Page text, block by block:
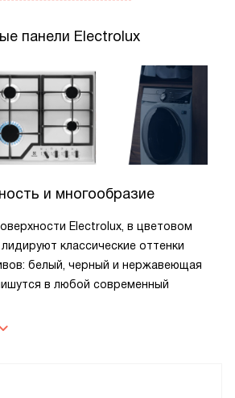
панели Electrolux
и многообразие
Electrolux, в цветовом
классические оттенки
белый, черный и нержавеющая
в любой современный